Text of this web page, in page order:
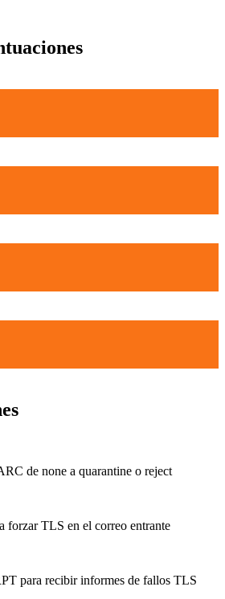
de none a quarantine o reject
forzar TLS en el correo entrante
para recibir informes de fallos TLS